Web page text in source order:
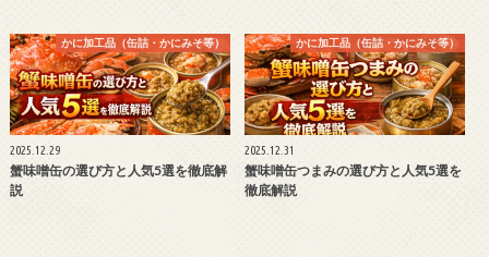
かに加工品（缶詰・かにみそ等）
2025.12.29
蟹味噌缶の選び方と人気5選を徹底解
説
かに加工品（缶詰・かにみそ等）
2025.12.31
蟹味噌缶つまみの選び方と人気5選を
徹底解説